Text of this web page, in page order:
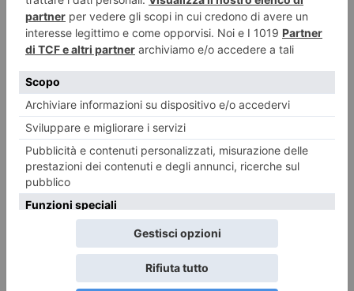
ILTORINESE POST RECENTI
LASCIA UN COMMENTO